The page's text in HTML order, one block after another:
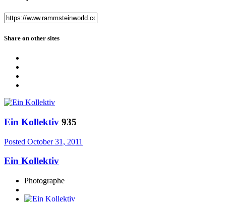
Share on other sites
Ein Kollektiv 935
Posted October 31, 2011
Ein Kollektiv
Photographe